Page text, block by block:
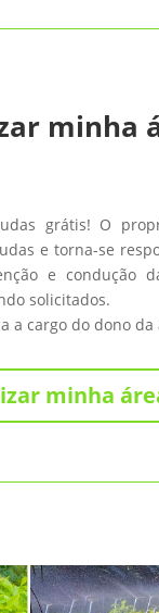
minha
grátis! O
e torna-se
e condução
solicitados.
a cargo do dono da
minha